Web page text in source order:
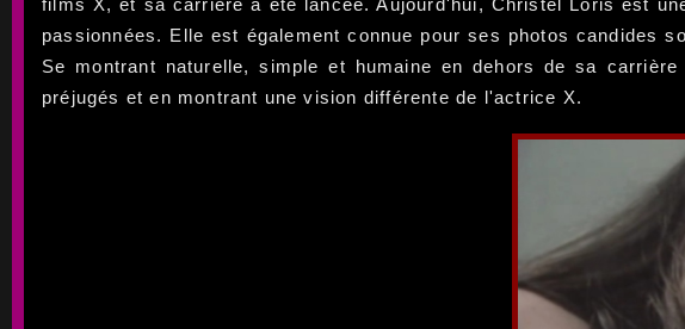
films X, et sa carrière a été lancée. Aujourd'hui, Christel Loris est
passionnées. Elle est également connue pour ses photos candides
Se montrant naturelle, simple et humaine en dehors de sa
préjugés et en montrant une vision différente de l'actrice X.